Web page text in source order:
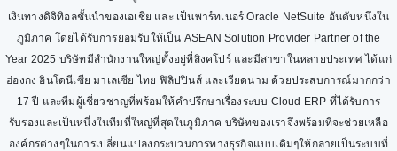
เงินทางดิจิทิอลชั้นนำของเอเชีย และ เป็นพาร์ทเนอร์ Oracle NetSuite อันดับหนึ่งใน
ภูมิภาค โดยได้รับการยอมรับให้เป็น ASEAN Solution Provider Partner of the
Year 2025 บริษัทมีสำนักงานใหญ่ตั้งอยู่ที่สิงคโปร์ และมีสาขาในหลายประเทศ ได้แก่
ฮ่องกง อินโดนีเซีย มาเลเซีย ไทย ฟิลิปปินส์ และเวียดนาม ด้วยประสบการณ์มากกว่า
17 ปี และทีมผู้เชี่ยวชาญที่พร้อมให้คำปรึกษาเรื่องระบบ Cloud ERP ที่ได้รับการ
รับรองและเป็นหนึ่งในทีมที่ใหญ่ที่สุดในภูมิภาค บริษัทของเราจึงพร้อมที่จะช่วยเหลือ
องค์กรต่างๆในการเปลี่ยนแปลงกระบวนการทางธุรกิจแบบเดิมๆให้กลายเป็นระบบที่